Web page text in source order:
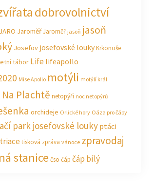
dobrovolnictví
JARO JaroměřJaroměř jasoň jasoň
Josefov josefovské loukyKrkonoše
tábor Life lifeapollo
Mise Apollo motýli motýlí král
Na Plachtě netopýři noc netopýrů
orchideje Orlické hory Oáza pro čápy
park josefovské louky ptáci
tisková zpráva vánoce zpravodaj
stanice čso čáp čáp bílý